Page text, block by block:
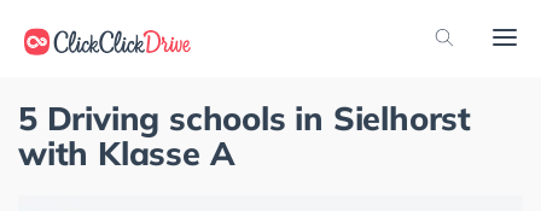
5 Driving schools in Sielhorst
with Klasse A